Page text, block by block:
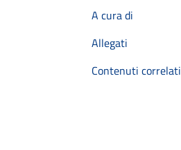
A cura di
Allegati
Contenuti correlati